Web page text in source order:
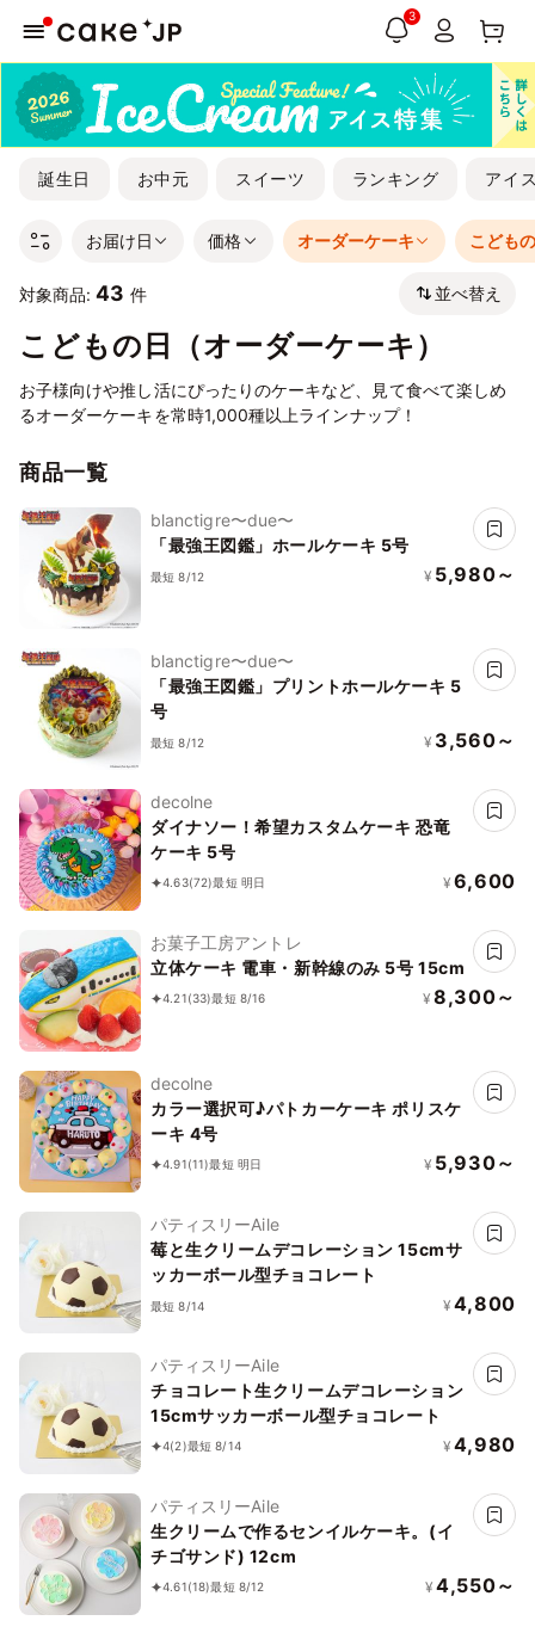
3
誕生日 お中元 スイーツ ランキング アイ
お届け日 価格 オーダーケーキ こども
対象商品: 43 件 並べ替え
こどもの日（オーダーケーキ）
お子様向けや推し活にぴったりのケーキなど、見て食べて楽しめ
るオーダーケーキを常時1,000種以上ラインナップ！
商品一覧
blanctigre〜due〜
「最強王図鑑」ホールケーキ 5号
最短 8/12 ¥ 5,980～
blanctigre〜due〜
「最強王図鑑」プリントホールケーキ 5
号
最短 8/12 ¥ 3,560～
decolne
ダイナソー！希望カスタムケーキ 恐竜
ケーキ 5号
4.63(72)最短 明日 ¥ 6,600
お菓子工房アントレ
立体ケーキ 電車・新幹線のみ 5号 15cm
4.21(33)最短 8/16 ¥ 8,300～
decolne
カラー選択可♪パトカーケーキ ポリスケ
ーキ 4号
4.91(11)最短 明日 ¥ 5,930～
パティスリーAile
莓と生クリームデコレーション 15cmサ
ッカーボール型チョコレート
最短 8/14 ¥ 4,800
パティスリーAile
チョコレート生クリームデコレーション
15cmサッカーボール型チョコレート
4(2)最短 8/14 ¥ 4,980
パティスリーAile
生クリームで作るセンイルケーキ。(イ
チゴサンド) 12cm
4.61(18)最短 8/12 ¥ 4,550～